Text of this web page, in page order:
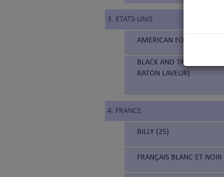
3. ETATS-UNIS
AMERICAN FOXHOUND
BLACK AND TAN
RATON LAVEUR)
4. FRANCE
BILLY (25)
FRANÇAIS BLANC ET